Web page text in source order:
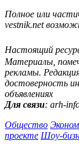
Полное или
vestnik.net
Настоящий
Материалы,
рекламы.
достоверность
объявлениях
Для связи: arh-
Общество
проекте Шоу-